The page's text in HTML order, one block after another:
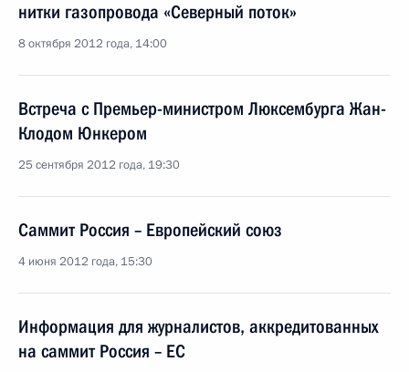
нитки газопровода «Северный поток»
8 октября 2012 года, 14:00
Встреча с Премьер-министром Люксембурга Жан-
Клодом Юнкером
25 сентября 2012 года, 19:30
Саммит Россия – Европейский союз
4 июня 2012 года, 15:30
Информация для журналистов, аккредитованных
на саммит Россия – ЕС